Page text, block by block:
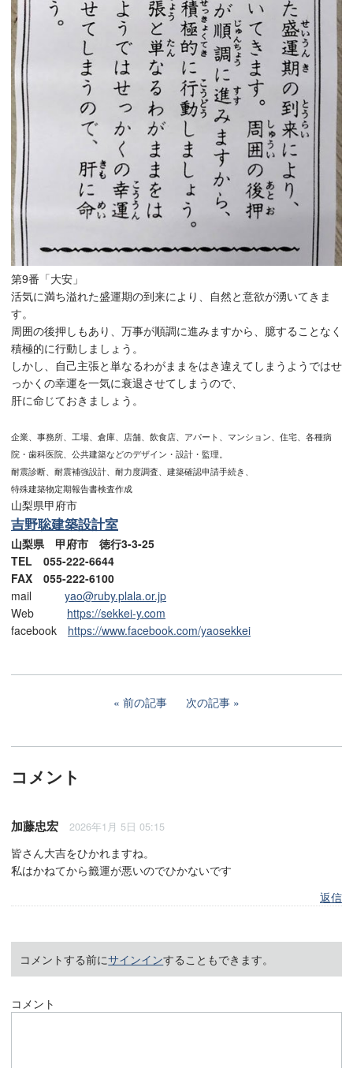
第9番「大安」
活気に満ち溢れた盛運期の到来により、自然と意欲が湧いてきま
す。
周囲の後押しもあり、万事が順調に進みますから、臆することなく
積極的に行動しましょう。
しかし、自己主張と単なるわがままをはき違えてしまうようではせ
っかくの幸運を一気に衰退させてしまうので、
肝に命じておきましょう。
企業、事務所、工場、倉庫、店舗、飲食店、アパート、マンション、住宅、各種病
院・歯科医院、公共建築などのデザイン・設計・監理。
耐震診断、耐震補強設計、耐力度調査、建築確認申請手続き、
特殊建築物定期報告書検査作成
山梨県甲府市
吉野聡建築設計室
山梨県 甲府市 徳行3-3-25
TEL 055-222-6644
FAX 055-222-6100
mail yao@ruby.plala.or.jp
Web https://sekkei-y.com
facebook https://www.facebook.com/yaosekkei
前の記事 次の記事
コメント
加藤忠宏 2026年1月 5日 05:15
皆さん大吉をひかれますね。
私はかねてから籤運が悪いのでひかないです
返信
コメントする前にサインインすることもできます。
コメント